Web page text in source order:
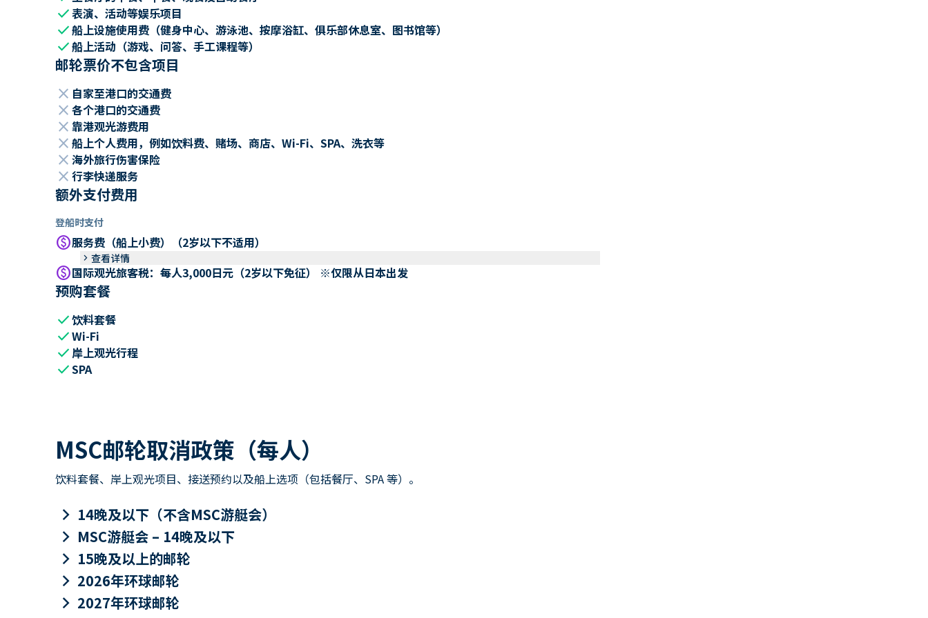
check表演、活动等娱乐项目
check船上设施使用费（健身中心、游泳池、按摩浴缸、俱乐部休息室、图书馆等）
check船上活动（游戏、问答、手工课程等）
邮轮票价不包含项目
close 自家至港口的交通费
close 各个港口的交通费
close 靠港观光游费用
close 船上个人费用，例如饮料费、赌场、商店、Wi-Fi、SPA、洗衣等
close 海外旅行伤害保险
close 行李快递服务
额外支付费用
登船时支付
paid服务费（船上小费）（2岁以下不适用）
keyboard_arrow_right 查看详情
paid国际观光旅客税：每人3,000日元（2岁以下免征） ※仅限从日本出发
预购套餐
check饮料套餐
checkWi-Fi
check 岸上观光行程
checkSPA
MSC邮轮取消政策（每人）
饮料套餐、岸上观光项目、接送预约以及船上选项（包括餐厅、SPA 等）。
keyboard_arrow_right 14晚及以下（不含MSC游艇会）
keyboard_arrow_right MSC游艇会 – 14晚及以下
keyboard_arrow_right 15晚及以上的邮轮
keyboard_arrow_right 2026年环球邮轮
keyboard_arrow_right 2027年环球邮轮